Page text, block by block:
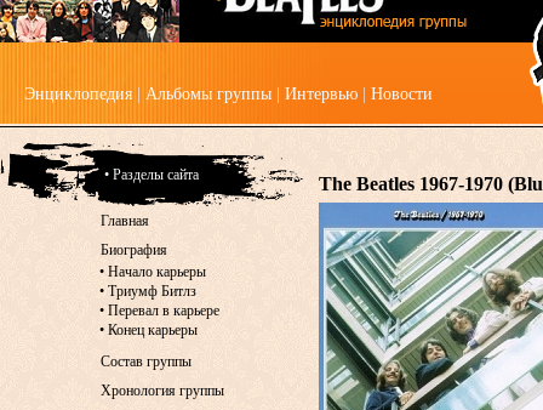
Энциклопедия Альбомы группы Интервью Новости
The Beatles 1967-1970
• Разделы сайта
Главная
Биография
• Начало карьеры
• Триумф Битлз
• Перевал в карьере
• Конец карьеры
Состав группы
Хронология группы